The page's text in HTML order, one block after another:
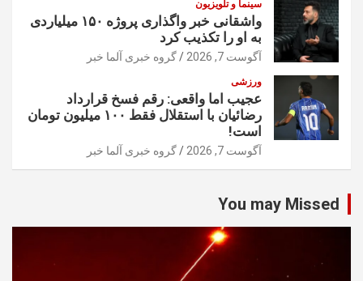
سینما و تلویزیون
واشقانی خبر واگذاری پروژه ۱۵۰ میلیاردی
به او را تکذیب کرد
آگوست 7, 2026 گروه خبری آلما خبر
ورزشی
عجیب اما واقعی: رقم فسخ قرارداد
رضائیان با استقلال فقط ۱۰۰ میلیون تومان
است!
آگوست 7, 2026 گروه خبری آلما خبر
You may Missed